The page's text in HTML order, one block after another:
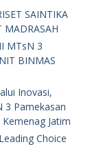
SAINTIKA
MADRASAH
MTsN 3
BINMAS
Inovasi,
3 Pamekasan
Jatim
Choice